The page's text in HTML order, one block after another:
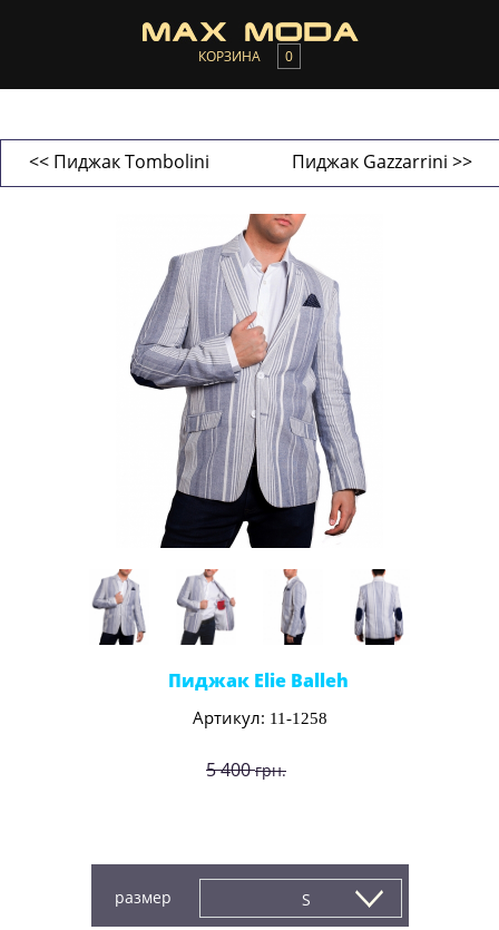
КОРЗИНА 0
<< Пиджак Tombolini Пиджак Gazzarrini >>
Пиджак Elie Balleh
Артикул: 11-1258
5 400грн.
размер S